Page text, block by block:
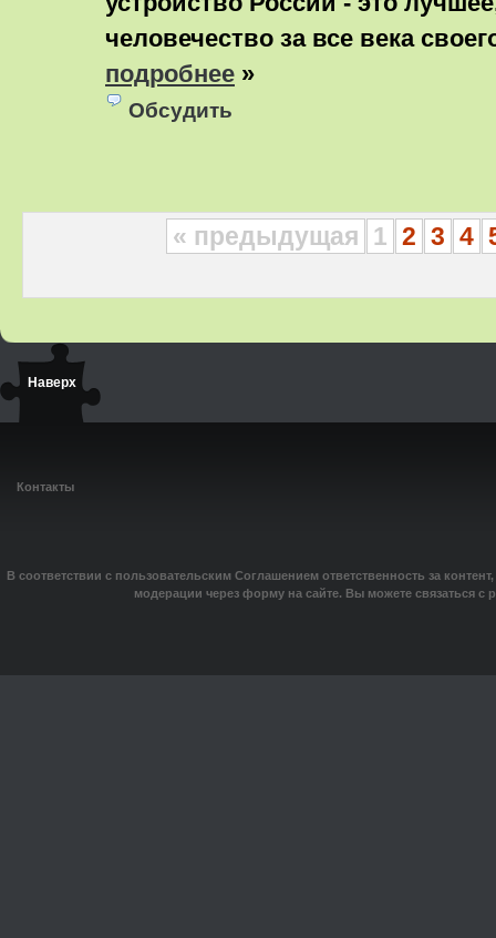
человечество за все века
подробнее »
Обсудить
« предыдущая 1 2 3 4
Наверх
Контакты
В соответствии с пользовательским Соглашением ответственность за
модерации через форму на сайте. Вы можете связаться